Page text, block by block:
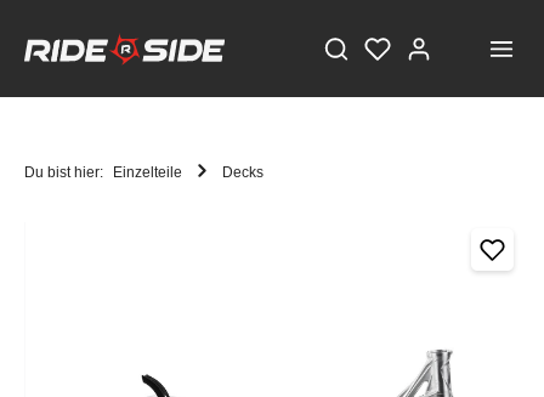
Du bist hier: Einzelteile Decks